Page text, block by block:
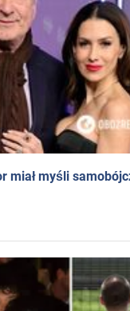
miał myśli